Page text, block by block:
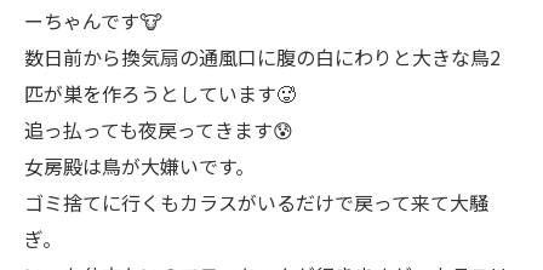
ーちゃんです🐮
数日前から換気扇の通風口に腹の白にわりと大きな鳥2
匹が巣を作ろうとしています🥵
追っ払っても夜戻ってきます😰
女房殿は鳥が大嫌いです。
ゴミ捨てに行くもカラスがいるだけで戻って来て大騒
ぎ。